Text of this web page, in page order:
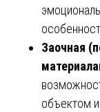
Заочная
объектом